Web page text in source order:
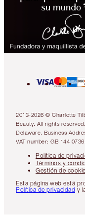
2013-2026 © Charlotte
Beauty. All rights
Delaware. Business
VAT number: GB 144
Política de
Términos y
Gestión de
Esta página web está
Política de privacidad y